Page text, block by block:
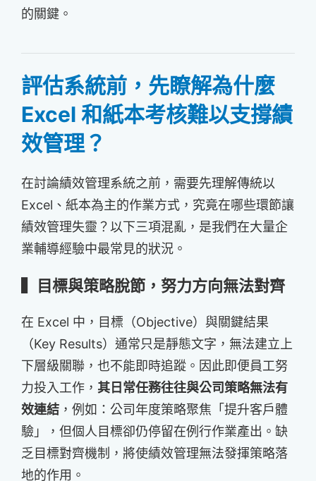
的關鍵。
評估系統前，先瞭解為什麼
Excel 和紙本考核難以支撐績
效管理？
在討論績效管理系統之前，需要先理解傳統以
Excel、紙本為主的作業方式，究竟在哪些環節讓
績效管理失靈？以下三項混亂，是我們在大量企
業輔導經驗中最常見的狀況。
▍目標與策略脫節，努力方向無法對齊
在 Excel 中，目標（Objective）與關鍵結果
（Key Results）通常只是靜態文字，無法建立上
下層級關聯，也不能即時追蹤。因此即便員工努
力投入工作， 其日常任務往往與公司策略無法有
效連結 ，例如：公司年度策略聚焦「提升客戶體
驗」，但個人目標卻仍停留在例行作業產出。缺
乏目標對齊機制，將使績效管理無法發揮策略落
地的作用。